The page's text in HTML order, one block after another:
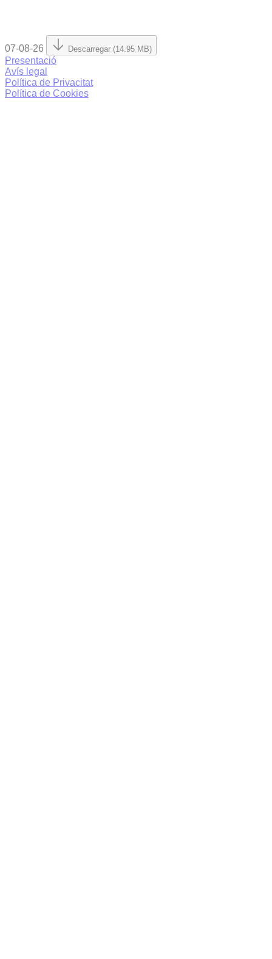
07-08-26 Descarregar (14.95 MB)
Presentació
Avís legal
Política de Privacitat
Política de Cookies